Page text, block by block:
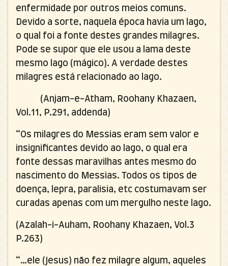
enfermidade por outros meios comuns.
Devido a sorte, naquela época havia um lago,
o qual foi a fonte destes grandes milagres.
Pode se supor que ele usou a lama deste
mesmo lago (mágico). A verdade destes
milagres está relacionado ao lago.
(Anjam-e-Atham, Roohany Khazaen,
Vol.11, P.291, addenda)
“Os milagres do Messias eram sem valor e
insignificantes devido ao lago, o qual era
fonte dessas maravilhas antes mesmo do
nascimento do Messias. Todos os tipos de
doença, lepra, paralisia, etc costumavam ser
curadas apenas com um mergulho neste lago.
(Azalah-i-Auham, Roohany Khazaen, Vol.3
P.263)
“…ele (Jesus) não fez milagre algum, aqueles